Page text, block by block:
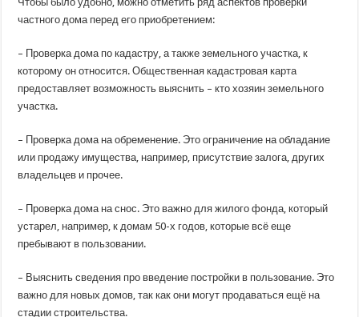
частного дома перед его приобретением:
– Проверка дома по кадастру, а также земельного участка, к
которому он относится. Общественная кадастровая карта
предоставляет возможность выяснить – кто хозяин земельного
участка.
– Проверка дома на обременение. Это ограничение на обладание
или продажу имущества, например, присутствие залога, других
владельцев и прочее.
– Проверка дома на снос. Это важно для жилого фонда, который
устарел, например, к домам 50-х годов, которые всё еще
пребывают в пользовании.
– Выяснить сведения про введение постройки в пользование. Это
важно для новых домов, так как они могут продаваться ещё на
стадии строительства.